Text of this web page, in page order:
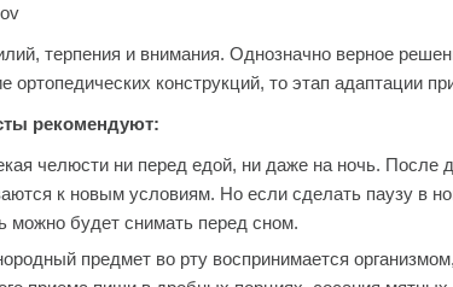
терпения и внимания. Однозначно верное
конструкций, то этап адаптации
рекомендуют:
челюсти ни перед едой, ни даже на ночь. После
к новым условиям. Но если сделать паузу в
можно будет снимать перед сном.
предмет во рту воспринимается